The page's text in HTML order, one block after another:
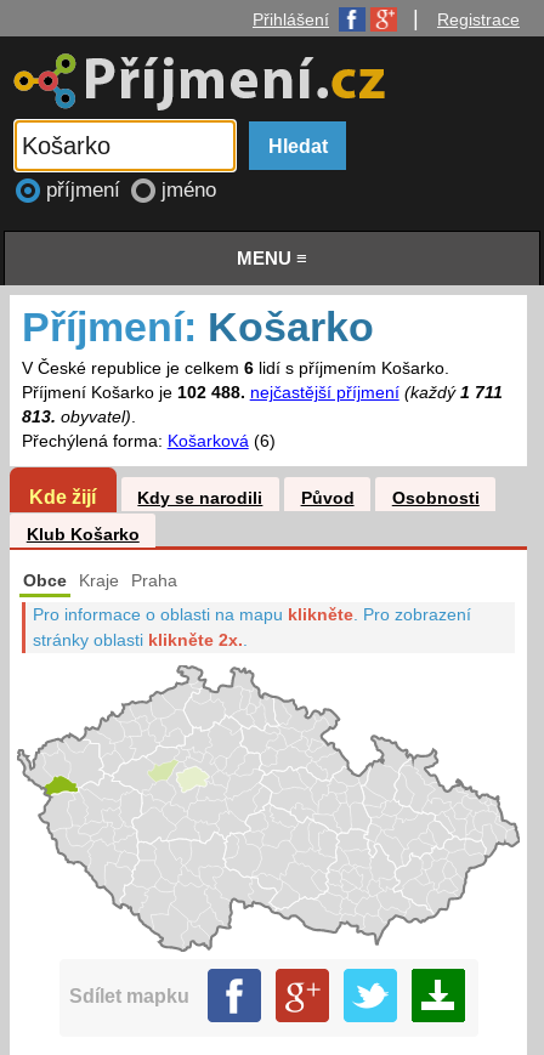
Přihlášení Registrace
příjmení jméno
MENU ≡
Příjmení: Košarko
V České republice je celkem 6lidí s příjmením Košarko.
Příjmení Košarko je 102 488. nejčastější příjmení (každý 1 711
813. obyvatel).
Přechýlená forma: Košarková(6)
Kde žijí Kdy se narodili Původ
Osobnosti
Klub Košarko
Obce Kraje Praha
Pro informace o oblasti na mapu klikněte Pro zobrazení
stránky oblasti klikněte 2x.
Sdílet mapku